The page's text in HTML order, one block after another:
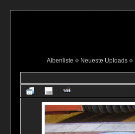
Albenliste
Neueste Uploads